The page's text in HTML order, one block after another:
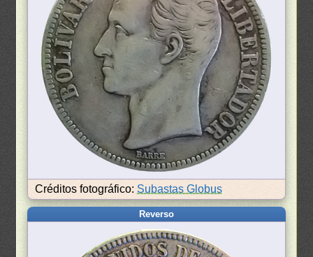
Créditos fotográfico: Subastas Globus
Reverso